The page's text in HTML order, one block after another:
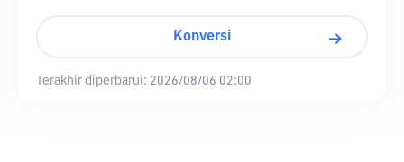
Konversi
Terakhir diperbarui: 2026/08/06 02:00